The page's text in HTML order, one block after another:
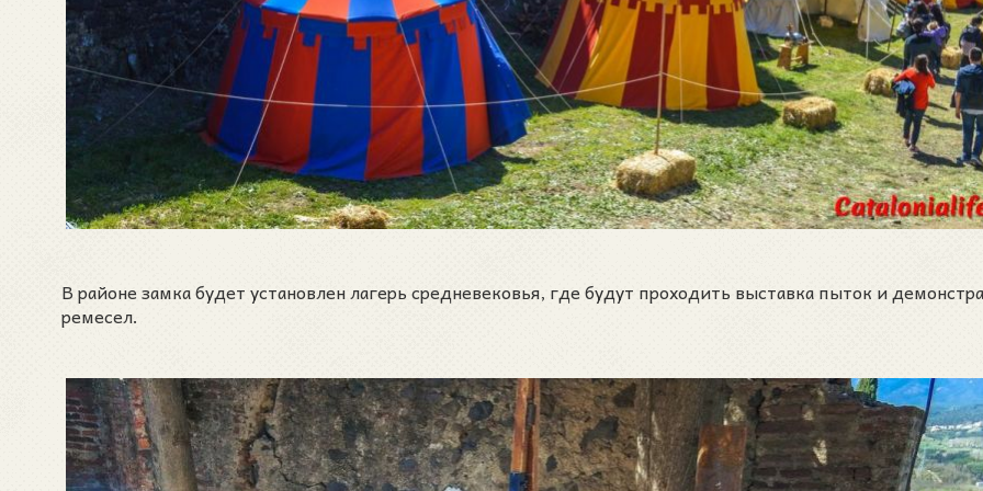
В районе замка будет установлен лагерь средневековья, где будут проходить выставка пыток и
ремесел.